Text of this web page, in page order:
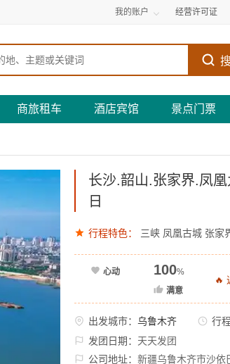
我的账户 经营许可证
商旅租车 酒店宾馆 景点门票
长沙.韶山.张家界.凤
日
行程特色： 三峡 凤凰古城 张家
心动 100%
满意
🔥
出发城市： 乌鲁木齐 行
发团日期： 天天发团
公司地址： 新疆乌鲁木齐市沙依